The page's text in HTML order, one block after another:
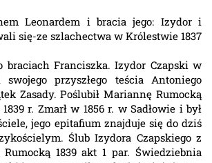
Leonardem i bracia jego: Izydor i
się-ze szlachectwa w Królestwie 1837
braciach Franciszka. Izydor Czapski w
przyszłego teścia Antoniego
Zasady. Poślubił Mariannę Rumocką
r. Zmarł w 1856 r. w Sadłowie i był
jego epitafium znajduje się do dziś
Ślub Izydora Czapskiego z
1839 akt 1 par. Świedziebnia